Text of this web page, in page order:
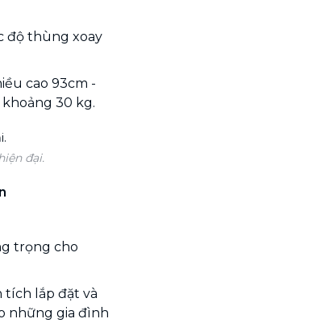
độ thùng xoay
cao 93cm -
30 kg.
đại.
trọng cho
tích lắp đặt và
những gia đình